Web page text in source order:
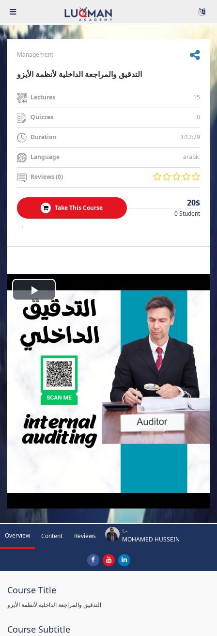
Management
التدقيق والمراجعة الداخلية لأنظمة الأيزو
Lectures 15
Quizzes 0
Duration 3:12:29
Language arabic
Reviews (0)
Take This Course 20$
0 Student
.
Play
Video
Overview Content Reviews
I.-
MOHAMED HUSSEIN
Course Title
التدقيق والمراجعة الداخلية لأنظمة الأيزو
Course Subtitle